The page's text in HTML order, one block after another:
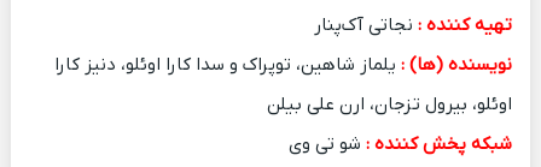
تهیه کننده :نجاتی آک‌پنار
نویسنده (ها) :یلماز شاهین، توپراک و سدا کارا اوئلو، دنیز کارا
اوئلو، بیرول تزجان، ارن علی بیلن
شبکه پخش کننده :شو تی وی